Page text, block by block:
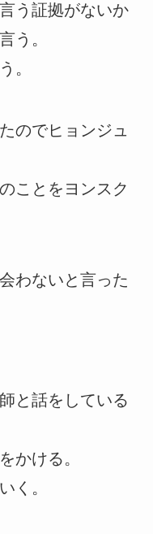
う証拠がないか
う。
。
のでヒョンジュ
ことをヨンスク
わないと言った
と話をしている
かける。
く。